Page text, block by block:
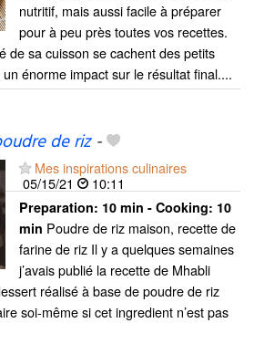
nutritif, mais aussi facile à préparer
pour à peu près toutes vos recettes.
de sa cuisson se cachent des petits
énorme impact sur le résultat final....
de riz-
Mes inspirations culinaires
05/15/21
10:11
Preparation: 10 min - Cooking: 10
min Poudre de riz maison, recette de
farine de riz Il y a quelques semaines
j’avais publié la recette de Mhabli
réalisé à base de poudre de riz
soi-même si cet ingredient n’est pas